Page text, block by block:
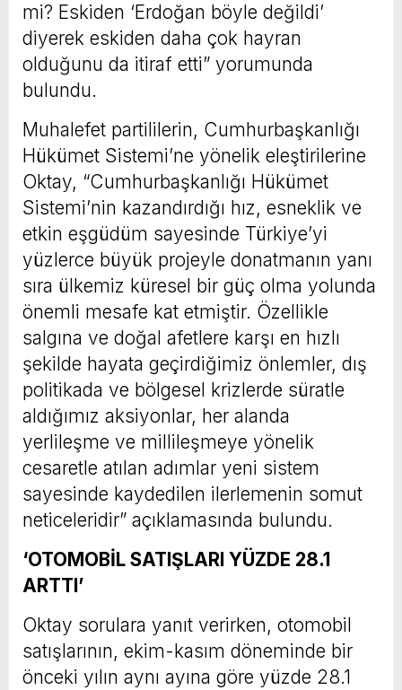
mi? Eskiden ‘Erdoğan böyle değildi’
diyerek eskiden daha çok hayran
olduğunu da itiraf etti” yorumunda
bulundu.
Muhalefet partililerin, Cumhurbaşkanlığı
Hükümet Sistemi’ne yönelik eleştirilerine
Oktay, “Cumhurbaşkanlığı Hükümet
Sistemi’nin kazandırdığı hız, esneklik ve
etkin eşgüdüm sayesinde Türkiye’yi
yüzlerce büyük projeyle donatmanın yanı
sıra ülkemiz küresel bir güç olma yolunda
önemli mesafe kat etmiştir. Özellikle
salgına ve doğal afetlere karşı en hızlı
şekilde hayata geçirdiğimiz önlemler, dış
politikada ve bölgesel krizlerde süratle
aldığımız aksiyonlar, her alanda
yerlileşme ve millileşmeye yönelik
cesaretle atılan adımlar yeni sistem
sayesinde kaydedilen ilerlemenin somut
neticeleridir” açıklamasında bulundu.
‘OTOMOBİL SATIŞLARI YÜZDE 28.1
ARTTI’
Oktay sorulara yanıt verirken, otomobil
satışlarının, ekim-kasım döneminde bir
önceki yılın aynı ayına göre yüzde 28.1